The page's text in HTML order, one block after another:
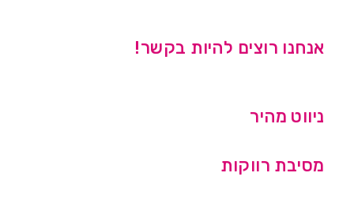
אנחנו רוצים להיות בקשר!
ניווט מהיר
מסיבת רווקות